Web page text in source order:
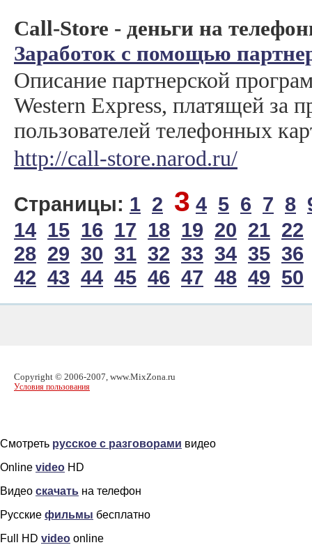
Call-Store - деньги на
Заработок с помощью
Описание партнерской
Western Express, платящей за
пользователей телефонных
http://call-store.narod.ru/
Страницы: 1 2 3 4 5 6 7 8
14 15 16 17 18 19 20 21 22
28 29 30 31 32 33 34 35 36
42 43 44 45 46 47 48 49 50
Copyright © 2006-2007, www.MixZona.ru
Условия пользования
Смотреть русское с разговорами видео
Online video HD
Видео скачать на телефон
Русские фильмы бесплатно
Full HD video online